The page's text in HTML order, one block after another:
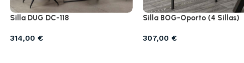
Silla DUG DC-118
314,00 €
Silla BOG-Oporto (4 Sillas)
307,00 €